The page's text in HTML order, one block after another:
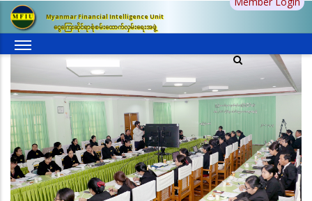
အဓိက
အကြောင်းအရာ
Myanmar Financial Intelligence Unit
ငွေကြေးဆိုင်ရာစုံစမ်းထောက်လှမ်းရေးအဖွဲ့